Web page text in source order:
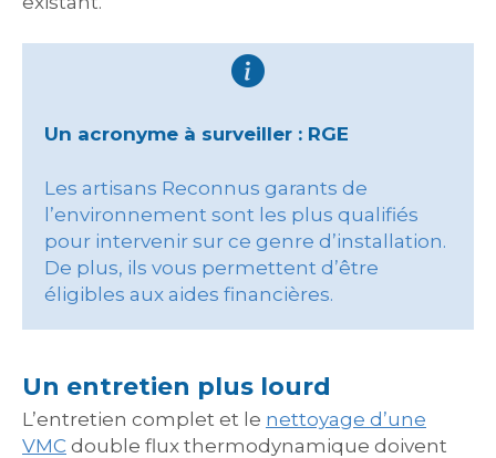
Un acronyme à surveiller : RGE
Les artisans Reconnus garants de
l’environnement sont les plus qualifiés
pour intervenir sur ce genre d’installation.
De plus, ils vous permettent d’être
éligibles aux aides financières.
Un entretien plus lourd
L’entretien complet et le nettoyage d’une
VMC double flux thermodynamique doivent